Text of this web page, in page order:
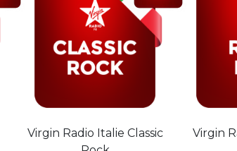
Virgin Radio Italie Classic
Virgin